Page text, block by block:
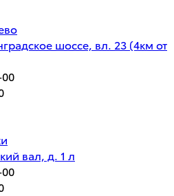
шоссе, вл. 23 (4км от
вал, д. 1 л